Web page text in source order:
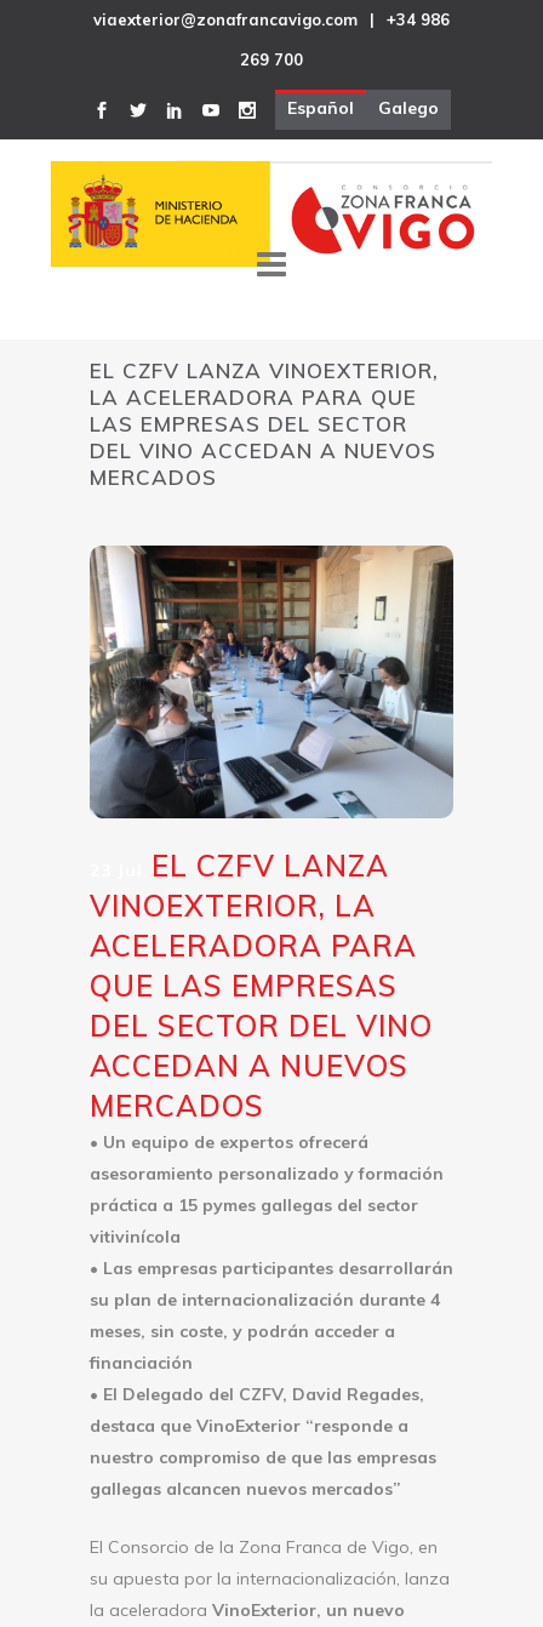
viaexterior@zonafrancavigo.com | +34 986
269 700
Español Galego
EL CZFV LANZA VINOEXTERIOR,
LA ACELERADORA PARA QUE
LAS EMPRESAS DEL SECTOR
DEL VINO ACCEDAN A NUEVOS
MERCADOS
EL CZFV LANZA
VINOEXTERIOR, LA
ACELERADORA PARA
QUE LAS EMPRESAS
DEL SECTOR DEL VINO
ACCEDAN A NUEVOS
MERCADOS
• Un equipo de expertos ofrecerá
asesoramiento personalizado y formación
práctica a 15 pymes gallegas del sector
vitivinícola
• Las empresas participantes desarrollarán
su plan de internacionalización durante 4
meses, sin coste, y podrán acceder a
financiación
• El Delegado del CZFV, David Regades,
destaca que VinoExterior “responde a
nuestro compromiso de que las empresas
gallegas alcancen nuevos mercados”
El Consorcio de la Zona Franca de Vigo, en
su apuesta por la internacionalización, lanza
la aceleradora VinoExterior, un nuevo